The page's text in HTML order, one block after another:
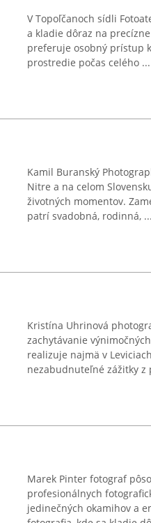
V Topoľčanoch sídli
a kladie dôraz na
preferuje osobný prístup
prostredie počas celého ...
Kamil Buranský
Nitre a na celom
životných momentov.
patrí svadobná, rodinná, ...
Kristína Uhrinová
zachytávanie
realizuje najmä v
nezabudnuteľné zážitky z
Marek Pinter fotograf
profesionálnych
jedinečných okamihov a